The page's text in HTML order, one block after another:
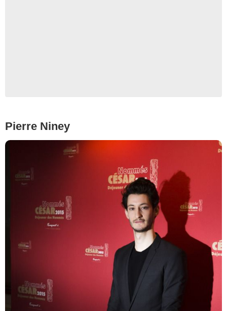
Pierre Niney